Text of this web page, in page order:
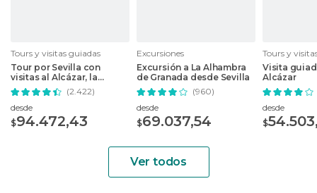
Tours y visitas guiadas
Tour por Sevilla con
visitas al Alcázar, la
Catedral y la Giralda
(2.422)
desde
$94.472,43
Excursiones
Excursión a La Alhambra
de Granada desde Sevilla
(960)
desde
$69.037,54
Tours y
Visita
Alcázar
desde
$
Ver todos